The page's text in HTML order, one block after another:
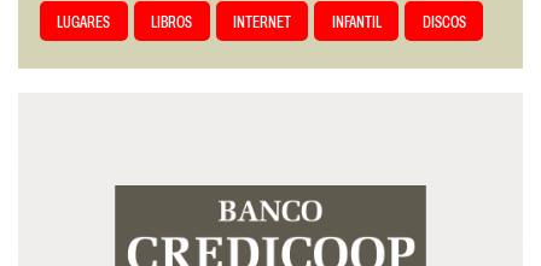
LUGARES LIBROS INTERNET INFANTIL DISCOS